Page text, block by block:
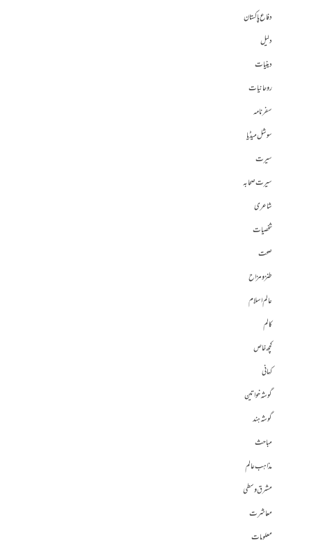
دفاع پاکستان
دلیل
دینیات
روحانیات
سفرنامہ
سوشل میڈیا
سیرت
سیرت صحابہ
شاعری
شخصیات
صحت
طنز و مزاح
عالم اسلام
کالم
کچھ خاص
کہانی
گوشہ خواتین
گوشہ ہند
مباحث
مذاہب عالم
مشرق وسطی
معاشرت
معلومات